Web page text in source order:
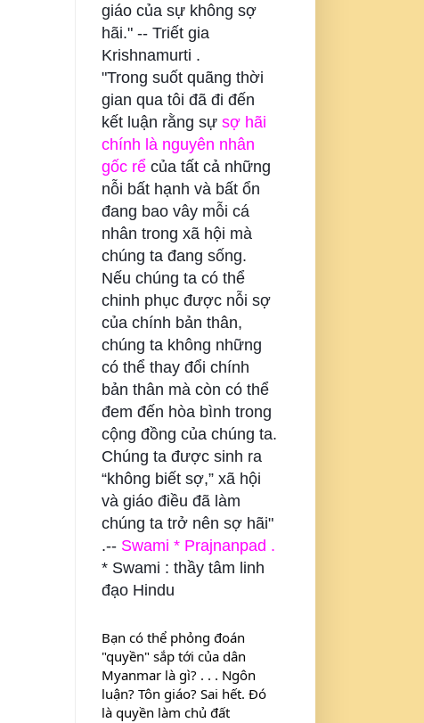
giáo của sự không sợ
hãi." -- Triết gia
Krishnamurti .
"Trong suốt quãng thời
gian qua tôi đã đi đến
kết luận rằng sự sợ hãi
chính là nguyên nhân
gốc rể của tất cả những
nỗi bất hạnh và bất ổn
đang bao vây mỗi cá
nhân trong xã hội mà
chúng ta đang sống.
Nếu chúng ta có thể
chinh phục được nỗi sợ
của chính bản thân,
chúng ta không những
có thể thay đổi chính
bản thân mà còn có thể
đem đến hòa bình trong
cộng đồng của chúng ta.
Chúng ta được sinh ra
“không biết sợ,” xã hội
và giáo điều đã làm
chúng ta trở nên sợ hãi"
.-- Swami * Prajnanpad .
* Swami : thầy tâm linh
đạo Hindu
Bạn có thể phỏng đoán
"quyền" sắp tới của dân
Myanmar là gì? . . . Ngôn
luận? Tôn giáo? Sai hết. Đó
là quyền làm chủ đất